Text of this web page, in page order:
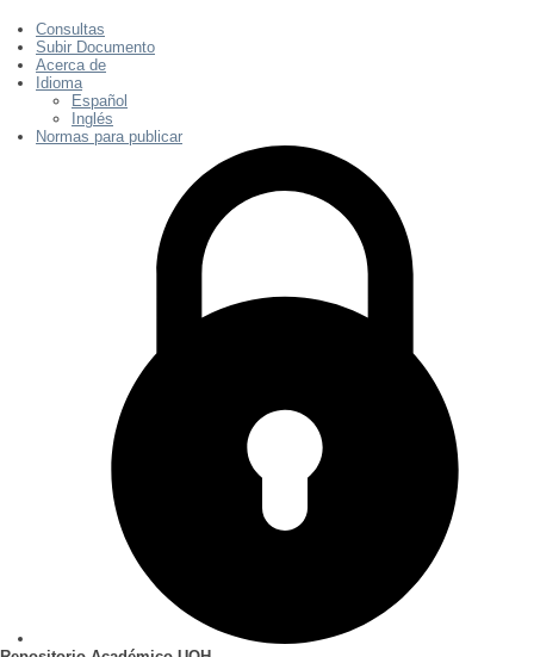
Consultas
Subir Documento
Acerca de
Idioma
Español
Inglés
Normas para publicar